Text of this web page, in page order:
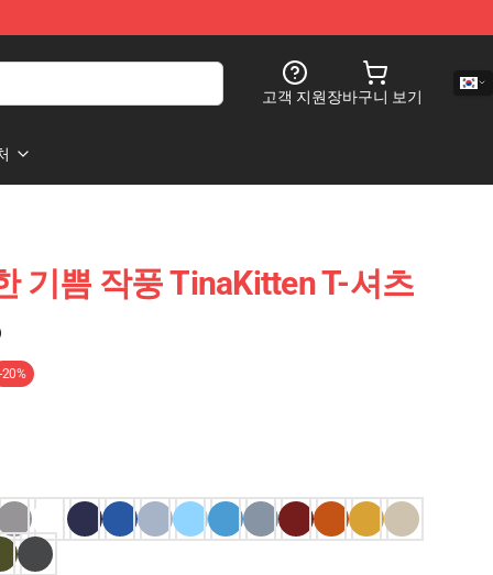
고객 지원장바구니 보기
기쁨 작풍 TinaKitten T-셔츠
-20%